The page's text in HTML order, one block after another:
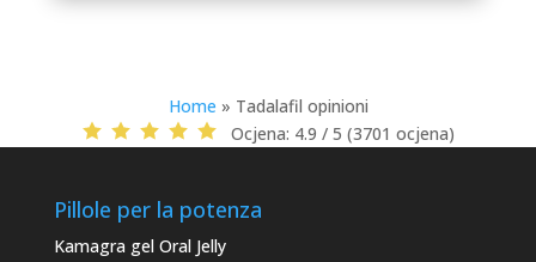
Home » Tadalafil opinioni
Ocjena: 4.9 / 5 (3701 ocjena)
Pillole per la potenza
Kamagra gel Oral Jelly